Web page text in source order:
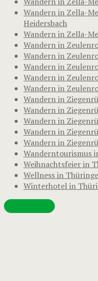
Wandern in Zella-
Heidersbach
Wandern in Zella-
Wandern in
Wandern in
Wandern in
Wandern in
Wandern in
Wandern in
Wandern in
Wandern in
Wandern in
Wandern in
Wanderntourismus
Weihnachtsfeier in
Wellness in
Winterhotel in